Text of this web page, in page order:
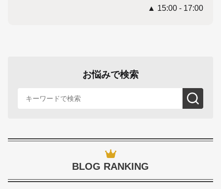
▲ 15:00 - 17:00
お悩みで検索
BLOG RANKING